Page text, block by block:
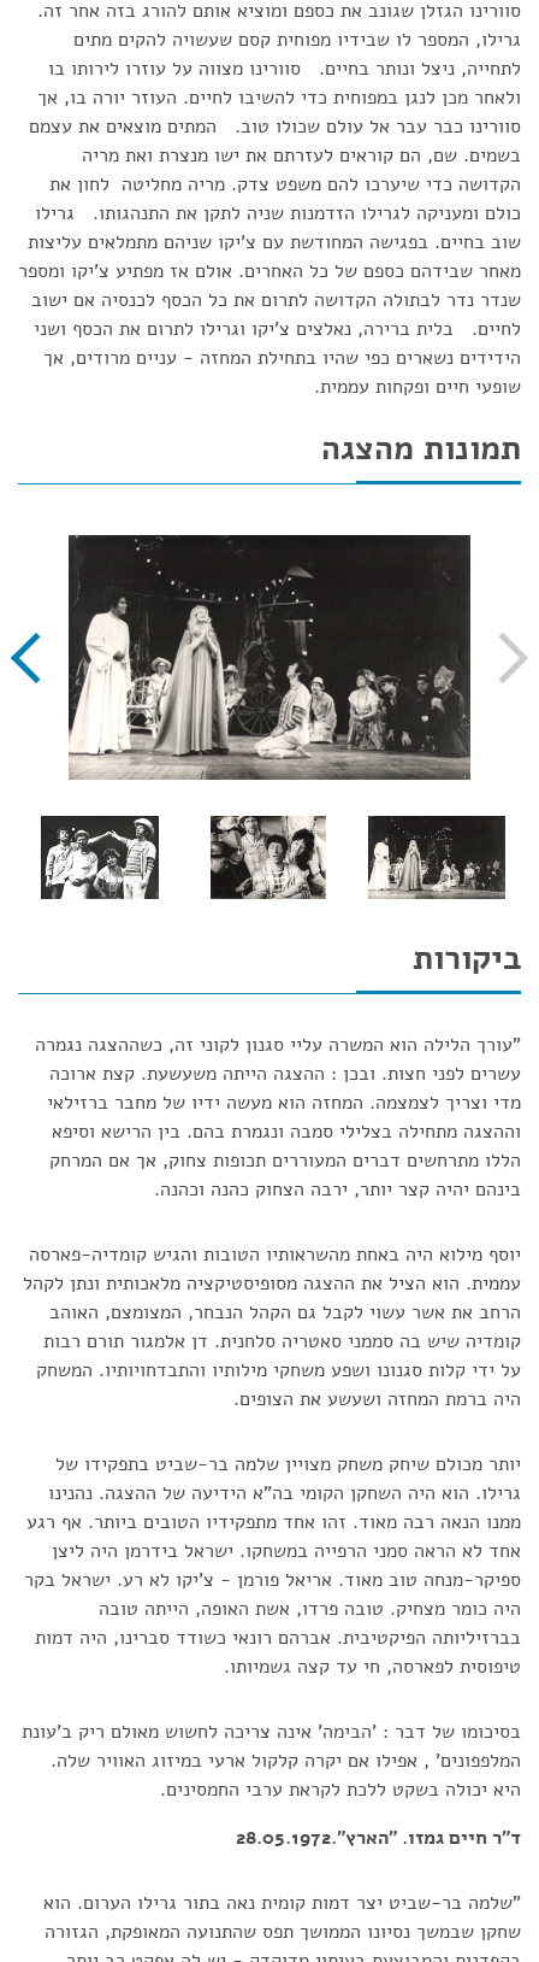
סוורינו הגזלן שגונב את כספם ומוציא אותם להורג בזה אחר זה.
גרילו, המספר לו שבידיו מפוחית קסם שעשויה להקים מתים
לתחייה, ניצל ונותר בחיים. סוורינו מצווה על עוזרו לירותו בו
ולאחר מכן לנגן במפוחית כדי להשיבו לחיים. העוזר יורה בו, אך
סוורינו כבר עבר אל עולם שכולו טוב. המתים מוצאים את עצמם
בשמים. שם, הם קוראים לעזרתם את ישו מנצרת ואת מריה
הקדושה כדי שיערכו להם משפט צדק. מריה מחליטה לחון את
כולם ומעניקה לגרילו הזדמנות שניה לתקן את התנהגותו. גרילו
שוב בחיים. בפגישה המחודשת עם צ'יקו שניהם מתמלאים עליצות
מאחר שבידהם כספם של כל האחרים. אולם אז מפתיע צ'יקו ומספר
שנדר נדר לבתולה הקדושה לתרום את כל הכסף לכנסיה אם ישוב
לחיים. בלית ברירה, נאלצים צ'יקו וגרילו לתרום את הכסף ושני
הידידים נשארים כפי שהיו בתחילת המחזה - עניים מרודים, אך
שופעי חיים ופקחות עממית.
תמונות מהצגה
ביקורות
"עורך הלילה הוא המשרה עליי סגנון לקוני זה, כשההצגה נגמרה
עשרים לפני חצות. ובכן : ההצגה הייתה משעשעת. קצת ארוכה
מדי וצריך לצמצמה. המחזה הוא מעשה ידיו של מחבר ברזילאי
וההצגה מתחילה בצלילי סמבה ונגמרת בהם. בין הרישא וסיפא
הללו מתרחשים דברים המעוררים תכופות צחוק, אך אם המרחק
בינהם יהיה קצר יותר, ירבה הצחוק כהנה וכהנה.
יוסף מילוא היה באחת מהשראותיו הטובות והגיש קומדיה-פארסה
עממית. הוא הציל את ההצגה מסופיסטיקציה מלאכותית ונתן לקהל
הרחב את אשר עשוי לקבל גם הקהל הנבחר, המצומצם, האוהב
קומדיה שיש בה סממני סאטריה סלחנית. דן אלמגור תורם רבות
על ידי קלות סגנונו ושפע משחקי מילותיו והתבדחויותיו. המשחק
היה ברמת המחזה ושעשע את הצופים.
יותר מכולם שיחק משחק מצויין שלמה בר-שביט בתפקידו של
גרילו. הוא היה השחקן הקומי בה"א הידיעה של ההצגה. נהנינו
ממנו הנאה רבה מאוד. זהו אחד מתפקידיו הטובים ביותר. אף רגע
אחד לא הראה סמני הרפייה במשחקו. ישראל בידרמן היה ליצן
ספיקר-מנחה טוב מאוד. אריאל פורמן - צ'יקו לא רע. ישראל בקר
היה כומר מצחיק. טובה פרדו, אשת האופה, הייתה טובה
בברזיליותה הפיקטיבית. אברהם רונאי כשודד סברינו, היה דמות
טיפוסית לפארסה, חי עד קצה גשמיותו.
בסיכומו של דבר : 'הבימה' אינה צריכה לחשוש מאולם ריק ב'עונת
המלפפונים' , אפילו אם יקרה קלקול ארעי במיזוג האוויר שלה.
היא יכולה בשקט ללכת לקראת ערבי החמסינים.
ד"ר חיים גמזו. "הארץ".28.05.1972
"שלמה בר-שביט יצר דמות קומית נאה בתור גרילו הערום. הוא
שחקן שבמשך נסיונו הממושך תפס שהתנועה המאופקת, הגזורה